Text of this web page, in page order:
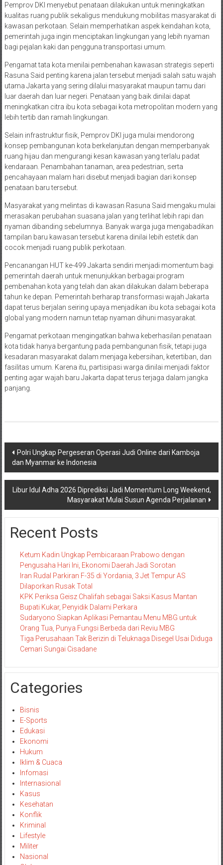
Pemprov DKI menyebut penataan dilakukan untuk meningkatkan
kualitas ruang publik sekaligus mendukung mobilitas masyarakat di
kawasan perkotaan. Selain memperhatikan aspek keindahan kota,
pemerintah juga ingin menciptakan lingkungan yang lebih nyaman
bagi pejalan kaki dan pengguna transportasi umum.
Pengamat tata kota menilai pembenahan kawasan strategis seperti
Rasuna Said penting karena jalan tersebut menjadi salah satu wajah
utama Jakarta yang sering dilalui masyarakat maupun tamu dari
luar daerah dan luar negeri. Penataan yang baik dinilai dapat
meningkatkan citra ibu kota sebagai kota metropolitan modern yang
lebih tertib dan ramah lingkungan.
Selain infrastruktur fisik, Pemprov DKI juga mulai mendorong
konsep pembangunan kota berkelanjutan dengan memperbanyak
ruang hijau dan mengurangi kesan kawasan yang terlalu padat
kendaraan. Penambahan tanaman, area pedestrian, serta
pencahayaan malam hari disebut menjadi bagian dari konsep
penataan baru tersebut.
Masyarakat yang melintas di kawasan Rasuna Said mengaku mulai
merasakan perubahan suasana jalan yang terlihat lebih rapi dan
nyaman dibanding sebelumnya. Banyak warga juga mengabadikan
tampilan baru kawasan tersebut karena dinilai lebih estetik dan
cocok menjadi ruang publik perkotaan.
Pencanangan HUT ke-499 Jakarta sendiri menjadi momentum bagi
pemerintah daerah untuk menunjukkan berbagai program
pembenahan kota yang telah dan akan dilakukan dalam beberapa
tahun ke depan. Pemerintah berharap transformasi wajah Jakarta
dapat terus berjalan seiring upaya menjadikan ibu kota sebagai kota
global yang modern namun tetap nyaman dihuni masyarakat.
Pengamat perkotaan mengingatkan bahwa keberhasilan penataan
kota tidak hanya bergantung pada pembangunan fisik, tetapi juga
kesadaran masyarakat dalam menjaga kebersihan, ketertiban, dan
fasilitas umum. Karena itu, partisipasi warga dinilai menjadi faktor
penting agar wajah baru Jakarta dapat terus terjaga dalam jangka
panjang.
Navigasi
pos
Polri Ungkap Pergeseran Operasi Judi Online dari Kamboja
dan Myanmar ke Indonesia
Libur Idul Adha 2026 Diprediksi Jadi Momentum Long Weekend,
Masyarakat Mulai Susun Agenda Perjalanan
Recent Posts
Ketum Kadin Ungkap Pembicaraan Prabowo dengan
Pengusaha Hari Ini, Ekonomi Daerah Jadi Sorotan
Iran Rudal Parkiran F-35 di Yordania, 3 Jet Tempur AS
Dilaporkan Rusak Total
KPK Periksa Geisz Chalifah sebagai Saksi Kasus Mantan
Bupati Kukar, Penyidik Dalami Perkara
Sudaryono Siapkan Aplikasi Pemantau Menu MBG untuk
Orang Tua, Punya Fungsi Berbeda dari Reviu MBG
Tiga Perusahaan Tak Berizin di Teluknaga Disegel Usai Diduga
Cemari Sungai Cisadane
Categories
Bisnis
E-Sports
Edukasi
Ekonomi
Hukum
Iklim & Cuaca
Infomasi
Internasional
Kasus
Kesehatan
Konflik
Kriminal
Lifestyle
Militer
Nasional